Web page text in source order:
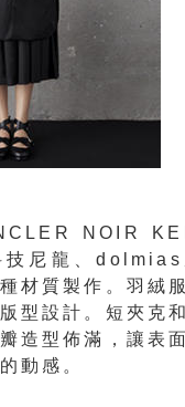
NOIR
技尼龍、dolmias
材質製作。羽絨
型設計。短夾克
造型佈滿，讓表
動感。